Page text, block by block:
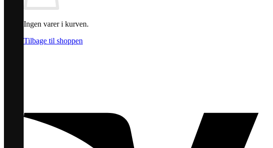
Ingen varer i kurven.
Tilbage til shoppen